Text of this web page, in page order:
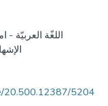
اللغّة العربيّة -
20.500.12387/5204